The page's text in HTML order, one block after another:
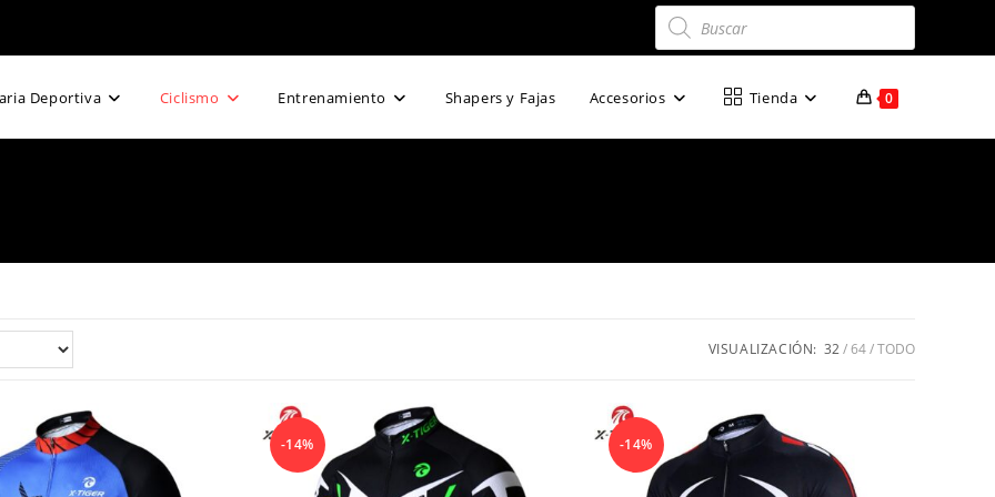
Búsqueda
de
productos
Deportiva Ciclismo Entrenamiento Shapers y Fajas Accesorios Tienda 0
VISUALIZACIÓN: 32 64 TODO
-14% -14%